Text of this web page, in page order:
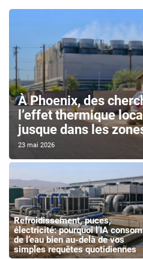
À Phoenix, des
l’effet thermique
jusque dans les
23 mai 2026
Refroidissement, puces,
électricité: pourquoi l’IA
de l’eau bien au-delà de vos
simples requêtes quotidiennes